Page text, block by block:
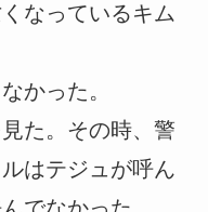
なっているキム
かった。
た。その時、警
はテジュが呼ん